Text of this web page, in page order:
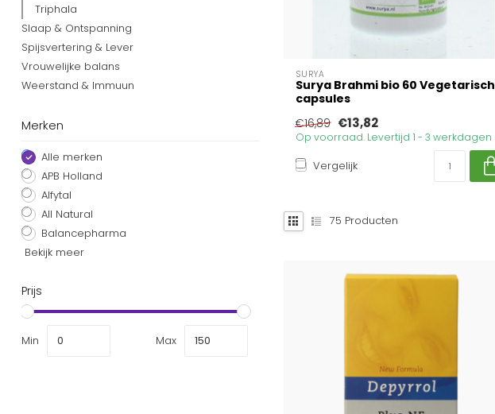
Triphala
Slaap & Ontspanning
Spijsvertering & Lever
Vrouwelijke balans
Weerstand & Immuun
Merken
Alle merken
APB Holland
Alfytal
All Natural
Balancepharma
Bekijk meer
Prijs
Min Max
SURYA
Surya Brahmi bio 60
capsules
€16,89 €13,82
Op voorraad. Levertijd 1 - 3 werkdagen
Vergelijk
75 Producten